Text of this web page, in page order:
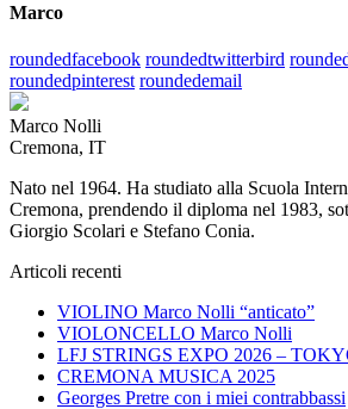
Marco
roundedfacebook roundedtwitterbird
roundedpinterest roundedemail
Marco Nolli
Cremona, IT
Nato nel 1964. Ha studiato alla Scuola
Cremona, prendendo il diploma nel 1983,
Giorgio Scolari e Stefano Conia.
Articoli recenti
VIOLINO Marco Nolli “anticato”
VIOLONCELLO Marco Nolli
LFJ STRINGS EXPO 2026 –
CREMONA MUSICA 2025
Georges Pretre con i miei contrabbassi